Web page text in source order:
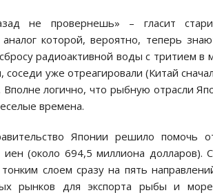
не провернешь» – гласит
аналог которой, вероятно, теперь
радиоактивной воды с тритием в
уже отреагировали (Китай
Вполне логично, что рыбную отрасли
времена.
Японии решило помочь
иен (около 694,5 миллиона
тонким слоем сразу на пять
рынков для экспорта рыбы и